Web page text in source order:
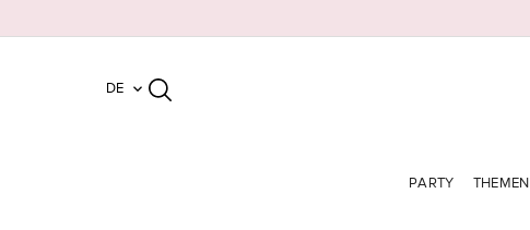
DE 
PARTY THEMEN